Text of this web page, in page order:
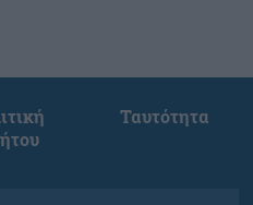
Ταυτότητα